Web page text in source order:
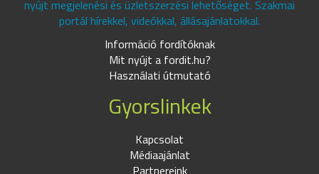
nyújt megjelenési és üzletszerzési lehetőséget. Szakmai
portál hírekkel, videókkal, állásajánlatokkal.
Információ fordítóknak
Mit nyújt a fordit.hu?
Használati útmutató
Gyorslinkek
Kapcsolat
Médiaajánlat
Partnereink